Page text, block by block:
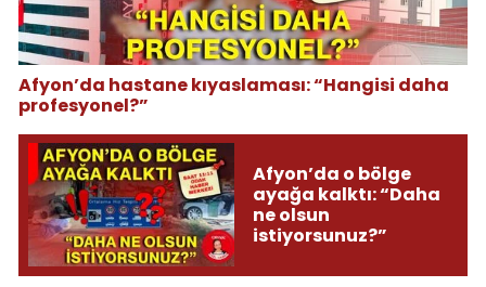
Afyon’da hastane kıyaslaması: “Hangisi daha
profesyonel?”
Afyon’da o bölge
ayağa kalktı: “Daha
ne olsun
istiyorsunuz?”